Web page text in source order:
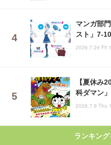
マンガ部
スト」7-
2026.7.24 Fri
【夏休み
科ダマン
2026.7.9 Thu
ランキン